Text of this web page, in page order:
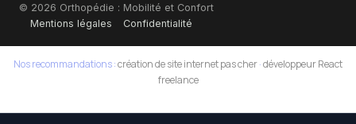
© 2026 Orthopédie : Mobilité et Confort
Mentions légales
Confidentialité
Nos recommandations :création de site internet pas cher·développeur React
freelance